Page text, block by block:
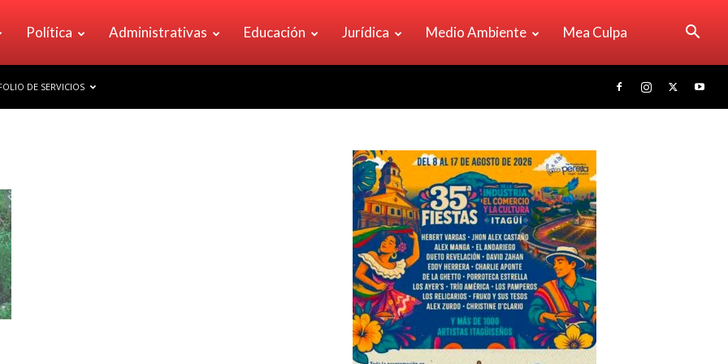
Política Administrativas Educación Jurídica Medio Ambiente Mea Culpa
DE SERVICIOS